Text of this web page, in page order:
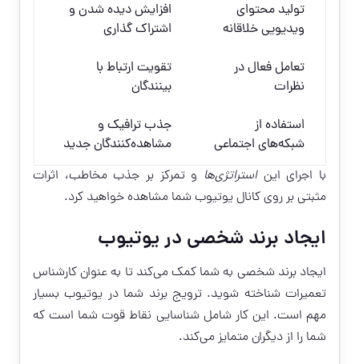
تولید محتوای
ویدیویی خلاقانه
افزایش دیده شدن و
اشتراک گذاری
تعامل فعال در
نظرات
تقویت ارتباط با
بینندگان
استفاده از
شبکه‌های اجتماعی
جذب ترافیک و
مشاهده‌کنندگان جدید
با اجرای ایناستراتژی‌ها و تمرکز بر جذب مخاطب، اثرات
مثبتی بر روی کانال یوتیوب شما مشاهده خواهید کرد.
ایجاد برند شخصی در یوتیوب
ایجاد برند شخصی به شما کمک می‌کند تا به عنوان کارشناس
تعمیرات شناخته شوید. ترویج برند شما در یوتیوب بسیار
مهم است. این کار شامل شناسایی نقاط قوت شما است که
شما را از دیگران متمایز می‌کند.